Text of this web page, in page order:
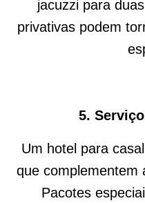
jacuzzi para
privativas podem
5.
Um hotel para
que complementem
Pacotes